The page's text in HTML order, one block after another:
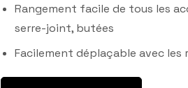
Rangement facile de tous les
serre-joint, butées
Facilement déplaçable avec les